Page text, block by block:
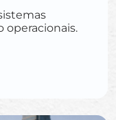
operacionais.